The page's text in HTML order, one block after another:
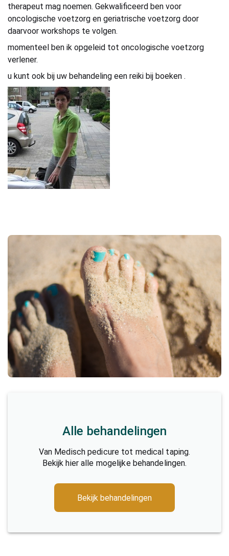
therapeut mag noemen. Gekwalificeerd ben voor
oncologische voetzorg en geriatrische voetzorg door
daarvoor workshops te volgen.
momenteel ben ik opgeleid tot oncologische voetzorg
verlener.
u kunt ook bij uw behandeling een reiki bij boeken .
Alle behandelingen
Van Medisch pedicure tot medical taping.
Bekijk hier alle mogelijke behandelingen.
Bekijk behandelingen